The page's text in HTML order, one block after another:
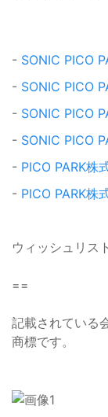
- SONIC PICO
- SONIC PICO
- SONIC PICO
- SONIC PICO
- PICO PARK株
- PICO PARK株
ウィッシュリス
==
記載されている
商標です。